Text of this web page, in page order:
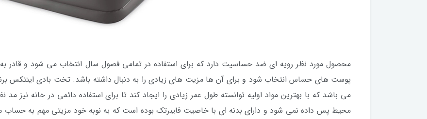
محصول مورد نظر رویه ای ضد حساسیت دارد که برای استفاده در تمامی فصول سال انتخاب می شود و قادر به
پوست های حساس انتخاب شود و برای آن ها مزیت های زیادی را به دنبال داشته باشد. تخت بادی
می باشد که با بهترین مواد اولیه توانسته طول عمر زیادی را ایجاد کند تا برای استفاده دائمی در خانه نیز
محیط پس داده نمی شود و دارای بدنه ای با خاصیت فایبرتک بوده است که به نوبه خود مزیتی مهم به حساب